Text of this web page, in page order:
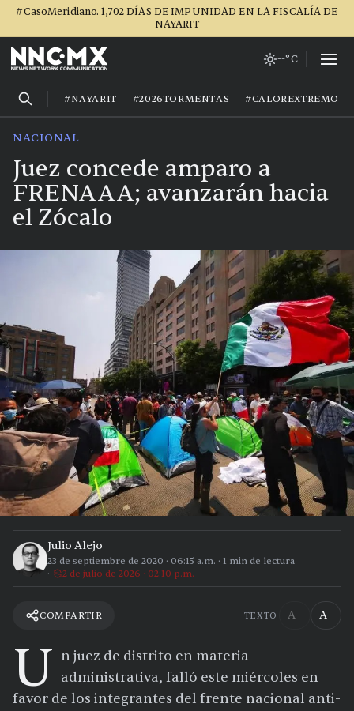
#CasoMeridiano. 1,702 DÍAS DE IMPUNIDAD EN LA FISCALÍA DE
NAYARIT
--°C
#NAYARIT #2026TORMENTAS #CALOREXTREMO
NACIONAL
Juez concede amparo a
FRENAAA; avanzarán hacia
el Zócalo
Julio Alejo
23 de septiembre de 2020 · 06:15 a.m. · 1 min de lectura
2 de julio de 2026 · 02:10 p.m.
COMPARTIR TEXTO A− A+
U n juez de distrito en materia
administrativa, falló este miércoles en
favor de los integrantes del frente nacional anti-